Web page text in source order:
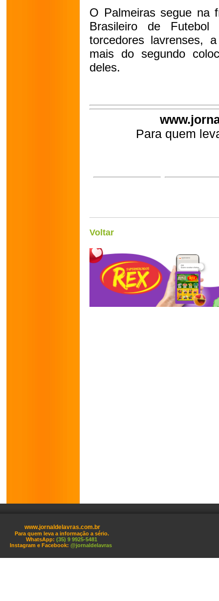
O Palmeiras segue na
Brasileiro de
torcedores lavrenses,
mais do segundo
deles.
Para quem
Voltar
www.jornaldelavras.com.br
Para quem leva a informação a sério.
WhatsApp: (35) 9 9925-5481
Instagram e Facebook: @jornaldelavras